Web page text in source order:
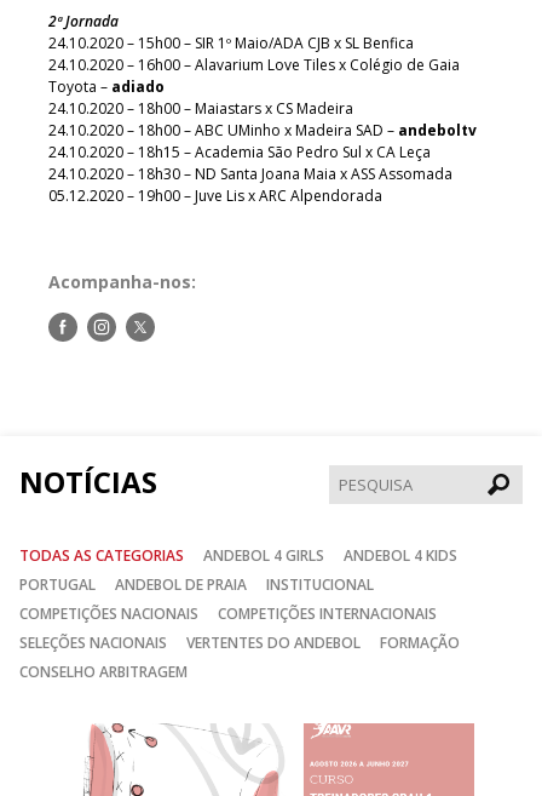
2ª Jornada
24.10.2020 – 15h00 – SIR 1º Maio/ADA CJB x SL Benfica
24.10.2020 – 16h00 – Alavarium Love Tiles x Colégio de Gaia
Toyota – adiado
24.10.2020 – 18h00 – Maiastars x CS Madeira
24.10.2020 – 18h00 – ABC UMinho x Madeira SAD – andeboltv
24.10.2020 – 18h15 – Academia São Pedro Sul x CA Leça
24.10.2020 – 18h30 – ND Santa Joana Maia x ASS Assomada
05.12.2020 – 19h00 – Juve Lis x ARC Alpendorada
Acompanha-nos:
Siga-Siga-Siga-
NOTÍCIAS
TODAS AS CATEGORIAS ANDEBOL 4 GIRLS
ANDEBOL 4 KIDS
PORTUGAL
ANDEBOL DE PRAIA
INSTITUCIONAL
COMPETIÇÕES NACIONAIS
COMPETIÇÕES INTERNACIONAIS
SELEÇÕES NACIONAIS
VERTENTES DO ANDEBOL
FORMAÇÃO
CONSELHO ARBITRAGEM
Anterior